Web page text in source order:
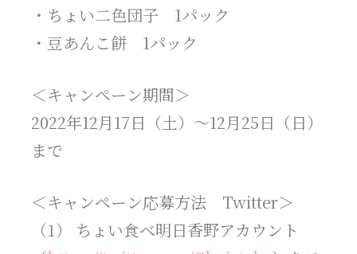
・ちょい二色団子 1パック
・豆あんこ餅 1パック
＜キャンペーン期間＞
2022年12月17日（土）～12月25日（日）
まで
＜キャンペーン応募方法 Twitter＞
（1） ちょい食べ明日香野アカウント